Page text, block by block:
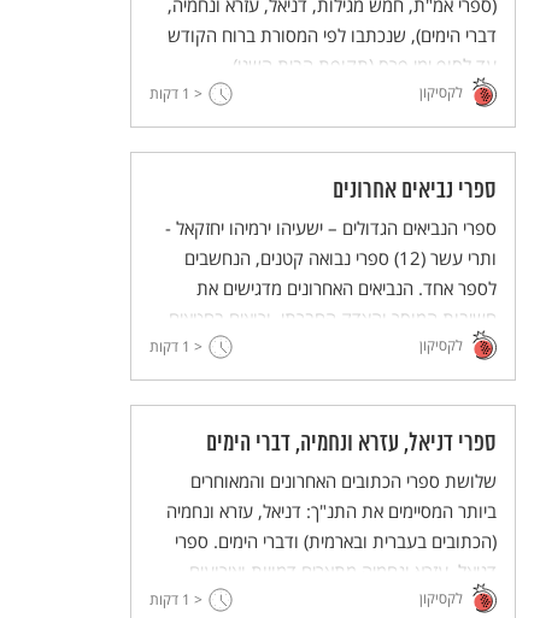
(ספרי אמ"ת, חמש מגילות, דניאל, עזרא ונחמיה,
דברי הימים), שנכתבו לפי המסורת ברוח הקודש
עד לסוף ימי פרס (תקופת הבית השני).
לקסיקון < 1 דקות
ספרי נביאים אחרונים
ספרי הנביאים הגדולים – ישעיהו ירמיהו יחזקאל -
ותרי עשר (12) ספרי נבואה קטנים, הנחשבים
לספר אחד. הנביאים האחרונים מדגישים את
חשיבות המוסר והצדק החברתי, ורואים בחטאים
מוסריים את הסיבה העיקרית לאסונות שבאו על
ממלכות ישראל ויהודה.
לקסיקון < 1 דקות
ספרי דניאל, עזרא ונחמיה, דברי הימים
שלושת ספרי הכתובים האחרונים והמאוחרים
ביותר המסיימים את התנ"ך: דניאל, עזרא ונחמיה
(הכתובים בעברית ובארמית) ודברי הימים. ספרי
דניאל, עזרא ונחמיה מתארים דמויות ואירועים
מהכרזת כורש ואילך. ספר דברי הימים עוסק בעיקר
לקסיקון < 1 דקות